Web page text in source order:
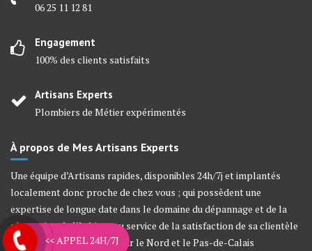
06 25 11 12 81
Engagement
100% des clients satisfaits
Artisans Experts
Plombiers de Métier expérimentés
À propos de Mes Artisans Experts
Une équipe d’Artisans rapides, disponibles 24h/7j et implantés
localement donc proche de chez vous ; qui possèdent une
expertise de longue date dans le domaine du dépannage et de la
rénovation de l’habitat, au service de la satisfaction de sa clientèle
depuis plus de 12 années sur le Nord et le Pas-de-Calais
<< APPEL 24H/7J